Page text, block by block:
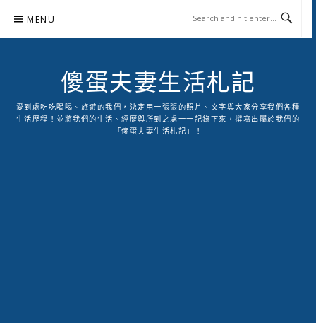
content
MENU
傻蛋夫妻生活札記
愛到處吃吃喝喝、旅遊的我們，決定用一張張的照片、文字與大家分享我們各種
生活歷程！並將我們的生活、經歷與所到之處一一記錄下來，撰寫出屬於我們的
「傻蛋夫妻生活札記」！